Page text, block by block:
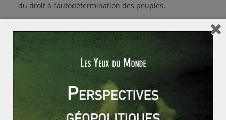
du droit à l’autodétermination des peuples.
minorités ?
Bien que le droit international reste flou sur le sujet, la
position officielle russe est, au contraire, claire depuis
2009. Protestant contre l’indépendance du Kosovo,
Moscou expliquait alors que l’autodétermination des
peuples devait compromettre avec l’intégrité territoriale